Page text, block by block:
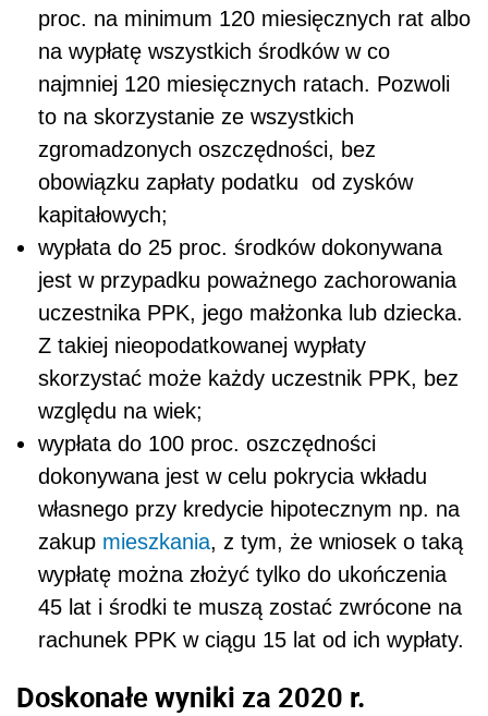
proc. na minimum 120 miesięcznych rat albo
na wypłatę wszystkich środków w co
najmniej 120 miesięcznych ratach. Pozwoli
to na skorzystanie ze wszystkich
zgromadzonych oszczędności, bez
obowiązku zapłaty podatku od zysków
kapitałowych;
wypłata do 25 proc. środków dokonywana
jest w przypadku poważnego zachorowania
uczestnika PPK, jego małżonka lub dziecka.
Z takiej nieopodatkowanej wypłaty
skorzystać może każdy uczestnik PPK, bez
względu na wiek;
wypłata do 100 proc. oszczędności
dokonywana jest w celu pokrycia wkładu
własnego przy kredycie hipotecznym np. na
zakup mieszkania, z tym, że wniosek o taką
wypłatę można złożyć tylko do ukończenia
45 lat i środki te muszą zostać zwrócone na
rachunek PPK w ciągu 15 lat od ich wypłaty.
Doskonałe wyniki za 2020 r.